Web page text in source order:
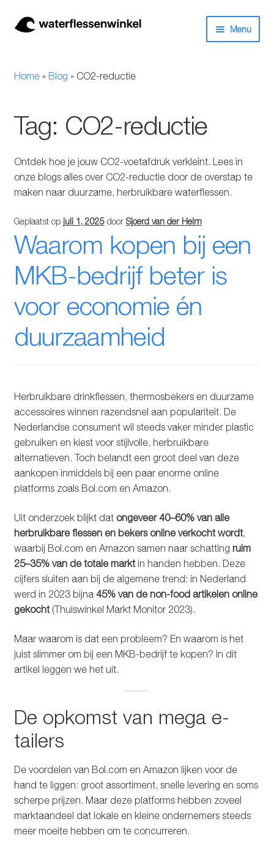
Ga
Ga
Menu
Thermosfles
Kinderflessen
Drinkfles met rietje
Waterfles met filter
Aluminium drinkfles
Glazen drinkfles
RVS drinkfles
Broodtrommels & lunchboxen
Accessoires
Aanbiedingen
Waterfles bedrukken
Reviews waterflessenwinkel.nl
Contact Waterflessenwinkel.nl
Home» Blog » CO2-reductie
Tag: CO2-reductie
Ontdek hoe je jouw CO2-voetafdruk verkleint. Lees in
onze blogs alles over CO2-reductie door de overstap te
maken naar duurzame, herbruikbare waterflessen.
Geplaatst op juli 1, 2025 door Sjoerd van der Helm
Waarom kopen bij een
MKB-bedrijf beter is
voor economie én
duurzaamheid
Herbruikbare drinkflessen, thermosbekers en duurzame
accessoires winnen razendsnel aan populariteit. De
Nederlandse consument wil steeds vaker minder plastic
gebruiken en kiest voor stijlvolle, herbruikbare
alternatieven. Toch belandt een groot deel van deze
aankopen inmiddels bij een paar enorme online
platforms zoals Bol.com en Amazon.
Uit onderzoek blijkt dat ongeveer 40–60% van alle
herbruikbare flessen en bekers online verkocht wordt,
waarbij Bol.com en Amazon samen naar schatting ruim
25–35% van de totale marktin handen hebben. Deze
cijfers sluiten aan bij de algemene trend: in Nederland
werd in 2023 bijna 45% van de non-food artikelen online
gekocht(Thuiswinkel Markt Monitor 2023).
Maar waarom is dat een probleem? En waarom is het
juist slimmer om bij een MKB-bedrijf te kopen? In dit
artikel leggen we het uit.
De opkomst van mega e-
tailers
De voordelen van Bol.com en Amazon lijken voor de
hand te liggen: groot assortiment, snelle levering en soms
scherpe prijzen. Maar deze platforms hebben zoveel
marktaandeel dat lokale en kleine ondernemers steeds
meer moeite hebben om te concurreren.